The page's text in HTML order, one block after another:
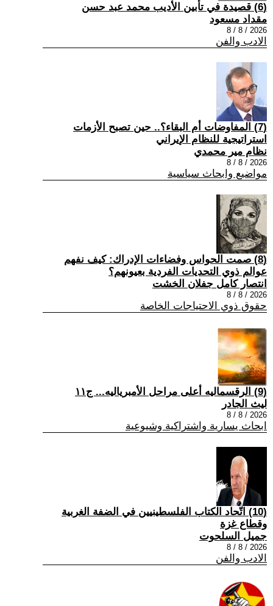
(6) قصيدة في تأبين الأديب محمد عبد حسن
مقداد مسعود
2026 / 8 / 8
الادب والفن
(7) المفاوضات أم البقاء؟.. حين تصبح الأزمات
استراتيجية للنظام الإيراني
نظام مير محمدي
2026 / 8 / 8
مواضيع وابحاث سياسية
(8) صمت الحواس وفضاءات الإدراك: كيف نفهم
عوالم ذوي التحديات الفردية بعيونهم؟
انتصار كامل جفلان الخشت
2026 / 8 / 8
حقوق ذوي الاحتياجات الخاصة
(9) الرقسماليه أعلى مراحل الأمبرياليه... ج١١
ليث الجادر
2026 / 8 / 8
ابحاث يسارية واشتراكية وشيوعية
(10) اتّحاد الكتاب الفلسطينيين في الضفة الغربية
وقطاع غزة
جميل السلحوت
2026 / 8 / 8
الادب والفن